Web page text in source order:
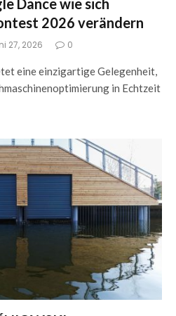
Dance wie sich
2026 verändern
27, 2026 0
eine einzigartige Gelegenheit,
in Echtzeit